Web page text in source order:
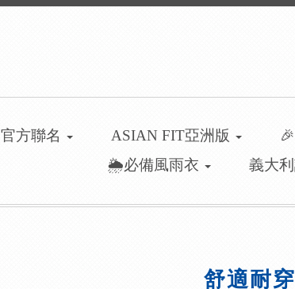
官方聯名 ASIAN FIT亞洲版
🌦️必備風雨衣
義大
舒適耐